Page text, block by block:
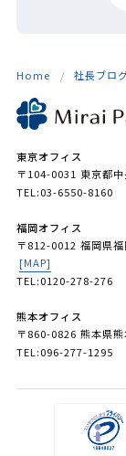
Home 社長ブロ
東京オフィス
〒104-0031 東京都
TEL:03-6550-8160
福岡オフィス
〒812-0012 福岡県
[MAP]
TEL:0120-278-276
熊本オフィス
〒860-0826 熊本県
TEL:096-277-1295